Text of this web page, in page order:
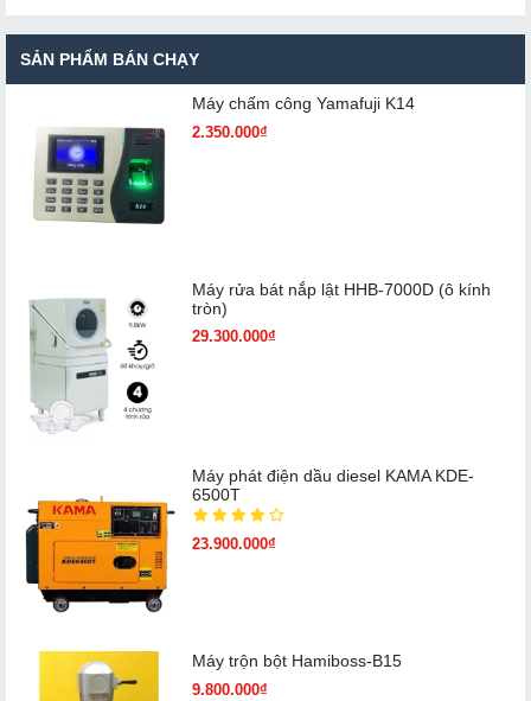
SẢN PHẨM BÁN CHẠY
Máy chấm cô​ng Yamafuji K14
2.350.000₫
Máy rửa bát nắp lật HHB-7000D (ô kính
tròn)
29.300.000₫
Máy phát điện dầu diesel KAMA KDE-
6500T
23.900.000₫
Máy trộn bột Hamiboss-B15
9.800.000₫